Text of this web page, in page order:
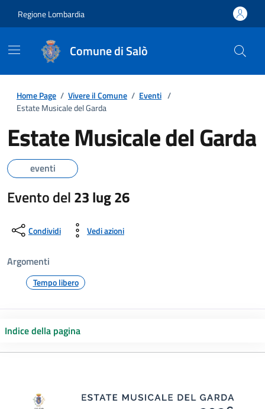
Regione Lombardia
Comune di Salò
Home Page / Vivere il Comune / Eventi /
Estate Musicale del Garda
Estate Musicale del Garda
eventi
Evento del23 lug 26
Condividi Vedi azioni
Argomenti
Tempo libero
Indice della pagina